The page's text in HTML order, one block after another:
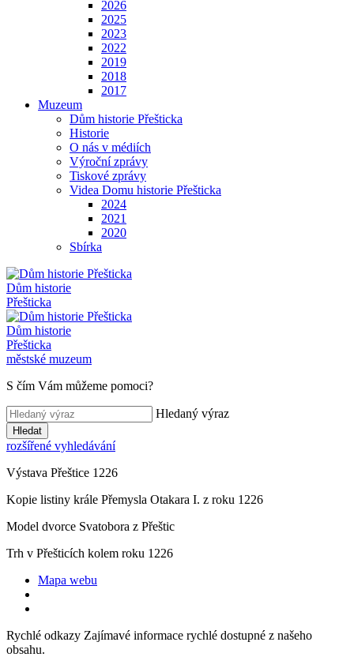
2026
2025
2023
2022
2019
2018
2017
Muzeum
Dům historie Přešticka
Historie
O nás v médiích
Výroční zprávy
Tiskové zprávy
Videa Domu historie Přešticka
2024
2021
2020
Sbírka
Dům historie
Přešticka
Dům historie
Přešticka
městské muzeum
S čím Vám můžeme pomoci?
Hledaný výraz
Hledat
rozšířené vyhledávání
Výstava Přeštice 1226
Kopie listiny krále Přemysla Otakara I. z roku 1226
Model dvorce Svatobora z Přeštic
Trh v Přešticích kolem roku 1226
Mapa webu
Rychlé odkazy Zajímavé informace rychlé dostupné z našeho
obsahu.